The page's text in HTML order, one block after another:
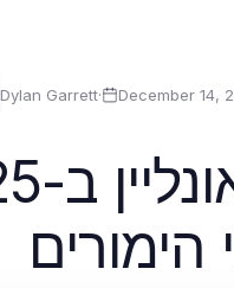
Dylan Garrett· December 14,